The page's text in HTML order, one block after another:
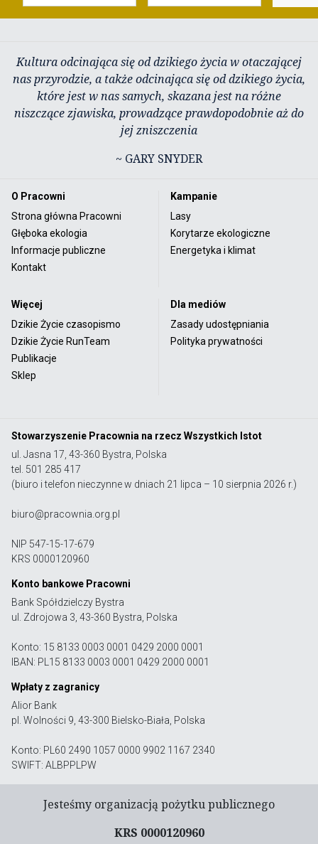
Kultura odcinająca się od dzikiego życia w otaczającej
nas przyrodzie, a także odcinająca się od dzikiego życia,
które jest w nas samych, skazana jest na różne
niszczące zjawiska, prowadzące prawdopodobnie aż do
jej zniszczenia
~ GARY SNYDER
O Pracowni
Strona główna Pracowni
Głęboka ekologia
Informacje publiczne
Kontakt
Kampanie
Lasy
Korytarze ekologiczne
Energetyka i klimat
Więcej
Dzikie Życie czasopismo
Dzikie Życie RunTeam
Publikacje
Sklep
Dla mediów
Zasady udostępniania
Polityka prywatności
Stowarzyszenie Pracownia na rzecz Wszystkich Istot
ul. Jasna 17, 43-360 Bystra, Polska
tel. 501 285 417
(biuro i telefon nieczynne w dniach 21 lipca – 10 sierpnia 2026 r.)
biuro@pracownia.org.pl
NIP 547-15-17-679
KRS 0000120960
Konto bankowe Pracowni
Bank Spółdzielczy Bystra
ul. Zdrojowa 3, 43-360 Bystra, Polska
Konto: 15 8133 0003 0001 0429 2000 0001
IBAN: PL15 8133 0003 0001 0429 2000 0001
Wpłaty z zagranicy
Alior Bank
pl. Wolności 9, 43-300 Bielsko-Biała, Polska
Konto: PL60 2490 1057 0000 9902 1167 2340
SWIFT: ALBPPLPW
Jesteśmy organizacją pożytku publicznego
KRS 0000120960